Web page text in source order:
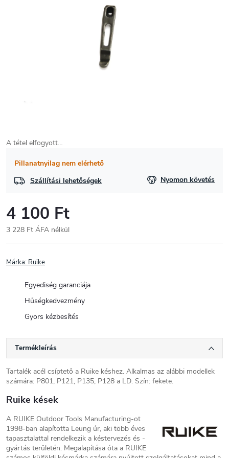
A tétel elfogyott…
Pillanatnyilag nem elérhető
Szállítási lehetőségek
Nyomon követés
4 100 Ft
3 228 Ft ÁFA nélkül
Márka: Ruike
Egyediség garanciája
Hűségkedvezmény
Gyors kézbesítés
Termékleírás
Tartalék acél csíptető a Ruike késhez. Alkalmas az alábbi modellek
számára: P801, P121, P135, P128 a LD. Szín: fekete.
Ruike kések
A RUIKE Outdoor Tools Manufacturing-ot
1998-ban alapította Leung úr, aki több éves
tapasztalattal rendelkezik a késtervezés és -
gyártás területén. Megalapítása óta a RUIKE